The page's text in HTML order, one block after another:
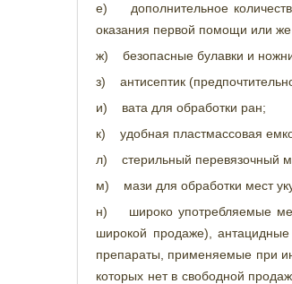
е) дополнительное
оказания первой помощи или же
ж) безопасные булавки и
з) антисептик
и) вата для обработки ран;
к) удобная пластмассовая
л) стерильный перевязочный
м) мази для обработки мест
н) широко употребляемые
широкой продаже),
препараты, применяемые при
которых нет в свободной